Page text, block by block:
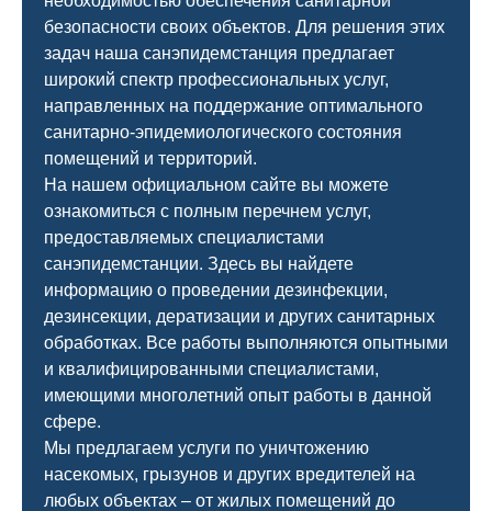
безопасности своих объектов. Для решения этих
задач наша санэпидемстанция предлагает
широкий спектр профессиональных услуг,
направленных на поддержание оптимального
санитарно-эпидемиологического состояния
помещений и территорий.
На нашем официальном сайте вы можете
ознакомиться с полным перечнем услуг,
предоставляемых специалистами
санэпидемстанции. Здесь вы найдете
информацию о проведении дезинфекции,
дезинсекции, дератизации и других санитарных
обработках. Все работы выполняются опытными
и квалифицированными специалистами,
имеющими многолетний опыт работы в данной
сфере.
Мы предлагаем услуги по уничтожению
насекомых, грызунов и других вредителей на
любых объектах – от жилых помещений до